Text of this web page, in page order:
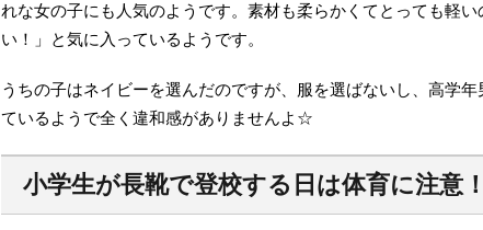
れな女の子にも人気のようです。素材も柔らかくてとっても軽
い！」と気に入っているようです。
うちの子はネイビーを選んだのですが、服を選ばないし、高学
ているようで全く違和感がありませんよ☆
小学生が長靴で登校する日は体育に注意！